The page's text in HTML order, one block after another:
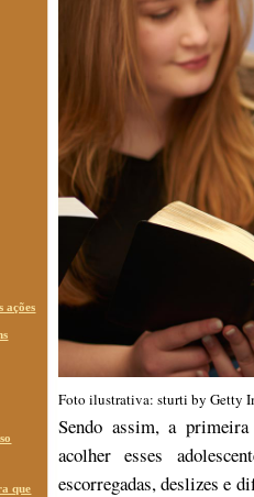
ações
que
Foto ilustrativa: sturti by Getty
Sendo assim, a
acolher esses
escorregadas, deslizes e